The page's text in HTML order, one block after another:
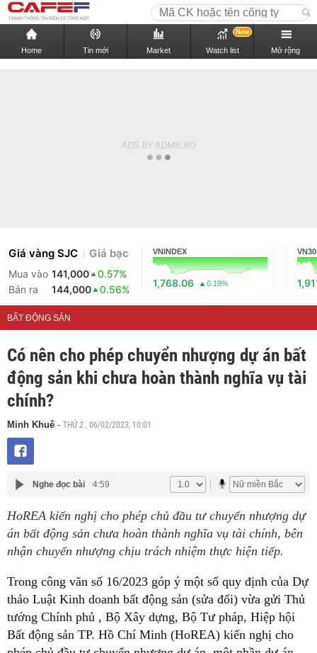
Home Tin mới Market Watch list
New
Mở rộng
Giá vàng SJC Giá bạc
Mua vào 141,000
0.57%
Bán ra
144,000 0.56%
VNINDEX
1,768.06 0.19%
VN30
BẤT ĐỘNG SẢN
Có nên cho phép chuyển nhượng dự án bất
động sản khi chưa hoàn thành nghĩa vụ tài
chính?
Minh Khuê - THỨ 2 , 06/02/2023, 10:01
Nghe đọc bài 4:59
HoREA kiến nghị cho phép chủ đầu tư chuyển nhượng dự
án bất động sản chưa hoàn thành nghĩa vụ tài chính, bên
nhận chuyển nhượng chịu trách nhiệm thực hiện tiếp.
Trong công văn số 16/2023 góp ý một số quy định của Dự
thảo Luật Kinh doanh bất động sản (sửa đổi) vừa gửi Thủ
tướng Chính phủ , Bộ Xây dựng, Bộ Tư pháp, Hiệp hội
Bất động sản TP. Hồ Chí Minh (HoREA) kiến nghị cho